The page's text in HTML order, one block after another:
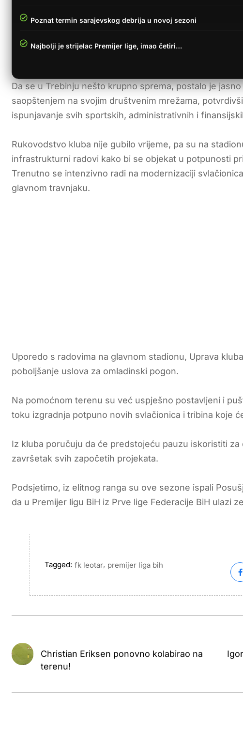
Poznat termin sarajevskog debrija u novoj sezoni
Najbolji je strijelac Premijer lige, imao četiri…
Da se u Trebinju nešto krupno sprema, postalo je
saopštenjem na svojim društvenim mrežama,
ispunjavanje svih sportskih, administrativnih i
Rukovodstvo kluba nije gubilo vrijeme, pa su na
infrastrukturni radovi kako bi se objekat u potpunosti
Trenutno se intenzivno radi na modernizaciji
glavnom travnjaku.
Uporedo s radovima na glavnom stadionu, Uprava
poboljšanje uslova za omladinski pogon.
Na pomoćnom terenu su već uspješno postavljeni i
toku izgradnja potpuno novih svlačionica i tribina koje
Iz kluba poručuju da će predstojeću pauzu iskoristiti
završetak svih započetih projekata.
Podsjetimo, iz elitnog ranga su ove sezone ispali
da u Premijer ligu BiH iz Prve lige Federacije BiH ulazi
Tagged: fk leotar, premijer liga bih
Christian Eriksen ponovno kolabirao na
terenu!